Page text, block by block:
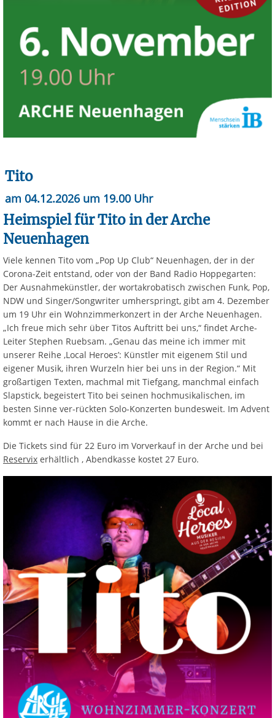
Tito
am 04.12.2026 um 19.00 Uhr
Heimspiel für Tito in der Arche
Neuenhagen
Viele kennen Tito vom „Pop Up Club“ Neuenhagen, der in der
Corona-Zeit entstand, oder von der Band Radio Hoppegarten:
Der Ausnahmekünstler, der wortakrobatisch zwischen Funk, Pop,
NDW und Singer/Songwriter umherspringt, gibt am 4. Dezember
um 19 Uhr ein Wohnzimmerkonzert in der Arche Neuenhagen.
„Ich freue mich sehr über Titos Auftritt bei uns,“ findet Arche-
Leiter Stephen Ruebsam. „Genau das meine ich immer mit
unserer Reihe ,Local Heroes’: Künstler mit eigenem Stil und
eigener Musik, ihren Wurzeln hier bei uns in der Region.“ Mit
großartigen Texten, machmal mit Tiefgang, manchmal einfach
Slapstick, begeistert Tito bei seinen hochmusikalischen, im
besten Sinne ver-rückten Solo-Konzerten bundesweit. Im Advent
kommt er nach Hause in die Arche.
Die Tickets sind für 22 Euro im Vorverkauf in der Arche und bei
Reservix erhältlich , Abendkasse kostet 27 Euro.